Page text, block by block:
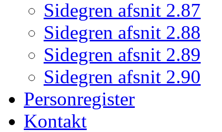
Sidegren afsnit 2.87
Sidegren afsnit 2.88
Sidegren afsnit 2.89
Sidegren afsnit 2.90
Personregister
Kontakt